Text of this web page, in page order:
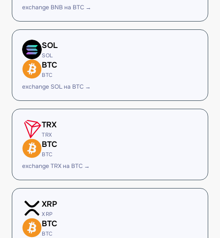
exchange BNB на BTC →
SOL
SOL
BTC
BTC
exchange SOL на BTC →
TRX
TRX
BTC
BTC
exchange TRX на BTC →
XRP
XRP
BTC
BTC